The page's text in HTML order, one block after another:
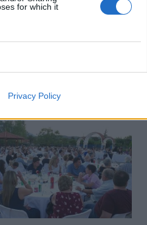
for which it
Privacy Policy